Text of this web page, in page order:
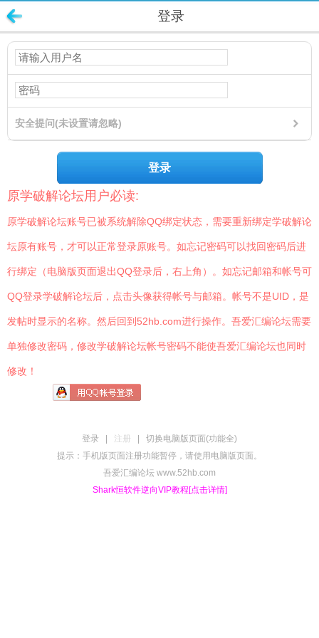
登录
安全提问(未设置请忽略)
登录
原学破解论坛用户必读:
原学破解论坛账号已被系统解除QQ绑定状态，需要重新绑定学破解论
坛原有账号，才可以正常登录原账号。如忘记密码可以找回密码后进
行绑定（电脑版页面退出QQ登录后，右上角）。如忘记邮箱和帐号可
QQ登录学破解论坛后，点击头像获得帐号与邮箱。帐号不是UID，是
发帖时显示的名称。然后回到52hb.com进行操作。吾爱汇编论坛需要
单独修改密码，修改学破解论坛帐号密码不能使吾爱汇编论坛也同时
修改！
登录 注册
切换电脑版页面(功能全)
提示：手机版页面注册功能暂停，请使用电脑版页面。
吾爱汇编论坛 www.52hb.com
Shark恒软件逆向VIP教程[点击详情]